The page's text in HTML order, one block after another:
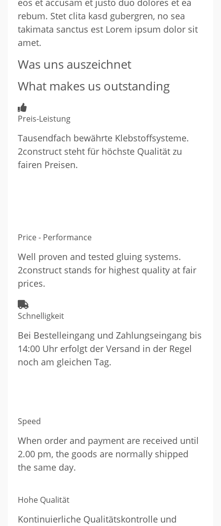
eos et accusam et justo duo dolores et ea
rebum. Stet clita kasd gubergren, no sea
takimata sanctus est Lorem ipsum dolor sit
amet.
Was uns auszeichnet
What makes us outstanding
Preis-Leistung
Tausendfach bewährte Klebstoffsysteme.
2construct steht für höchste Qualität zu
fairen Preisen.
Price - Performance
Well proven and tested gluing systems.
2construct stands for highest quality at fair
prices.
Schnelligkeit
Bei Bestelleingang und Zahlungseingang bis
14:00 Uhr erfolgt der Versand in der Regel
noch am gleichen Tag.
Speed
When order and payment are received until
2.00 pm, the goods are normally shipped
the same day.
Hohe Qualität
Kontinuierliche Qualitätskontrolle und